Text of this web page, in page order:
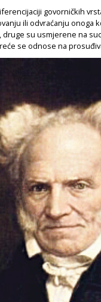
govorničkih
ili odvraćanju onoga
su usmjerene na
se odnose na